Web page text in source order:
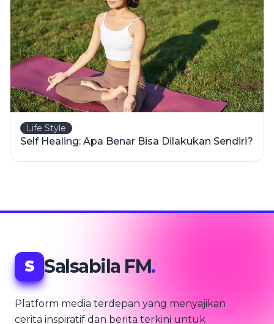
Life Style
Self Healing: Apa Benar Bisa Dilakukan Sendiri?
S Salsabila FM.
Platform media terdepan yang menyajikan
cerita inspiratif dan berita terkini untuk